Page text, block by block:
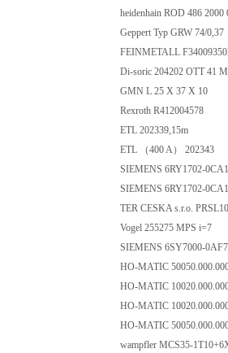
heidenhain ROD 486
Geppert Typ GRW 74/0,37
FEINMETALL
Di-soric 204202 OTT 41
GMN L 25 X 37 X 10
Rexroth R412004578
ETL 202339,15m
ETL （400 A） 202343
SIEMENS 6RY1702-
SIEMENS 6RY1702-
TER CESKA s.r.o.
Vogel 255275 MPS i=7
SIEMENS 6SY7000-
HO-MATIC
HO-MATIC
HO-MATIC
HO-MATIC
wampfler MCS35-